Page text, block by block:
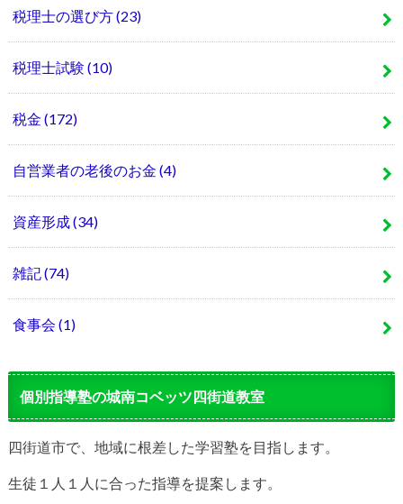
税理士の選び方(23)
税理士試験 (10)
税金 (172)
自営業者の老後のお金 (4)
資産形成(34)
雑記 (74)
食事会 (1)
個別指導塾の城南コベッツ四街道教室
四街道市で、地域に根差した学習塾を目指します。
生徒１人１人に合った指導を提案します。